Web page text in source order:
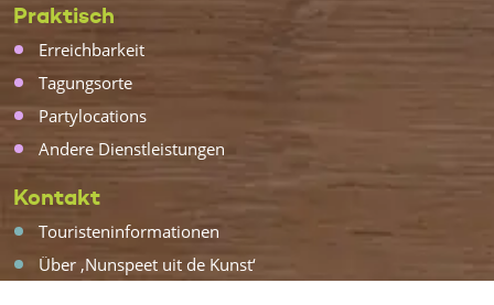
Praktisch
Erreichbarkeit
Tagungsorte
Partylocations
Andere Dienstleistungen
Kontakt
Touristeninformationen
Über ‚Nunspeet uit de Kunst‘